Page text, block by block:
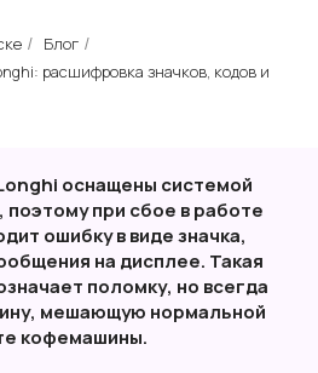
/ Блог /
расшифровка значков, кодов и
оснащены системой
поэтому при сбое в работе
ошибку в виде значка,
на дисплее. Такая
поломку, но всегда
мешающую нормальной
кофемашины.